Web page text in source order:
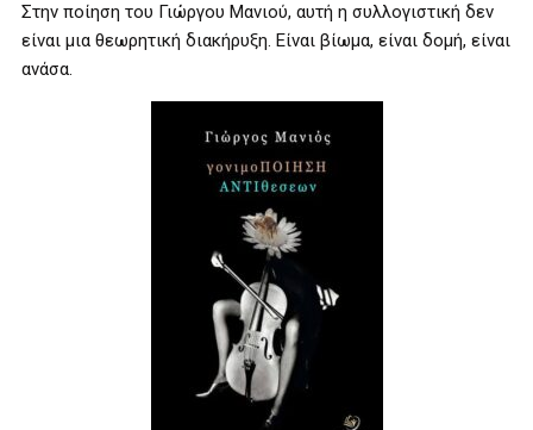
Στην ποίηση του Γιώργου Μανιού, αυτή η συλλογιστική δεν
είναι μια θεωρητική διακήρυξη. Είναι βίωμα, είναι δομή, είναι
ανάσα.